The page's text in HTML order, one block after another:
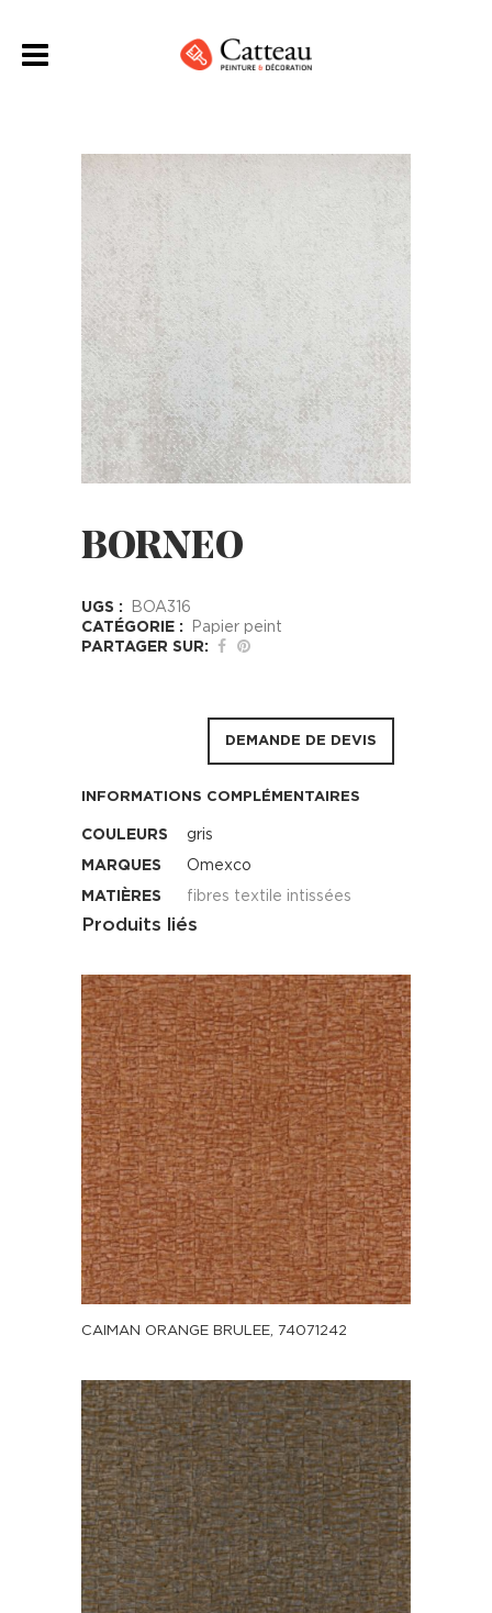
BORNEO
UGS :
BOA316
CATÉGORIE :
Papier peint
PARTAGER SUR:
DEMANDE DE DEVIS
INFORMATIONS COMPLÉMENTAIRES
COULEURS
gris
MARQUES
Omexco
MATIÈRES
fibres textile intissées
Produits liés
CAIMAN ORANGE BRULEE, 74071242